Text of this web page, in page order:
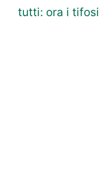
tutti: ora i tifosi